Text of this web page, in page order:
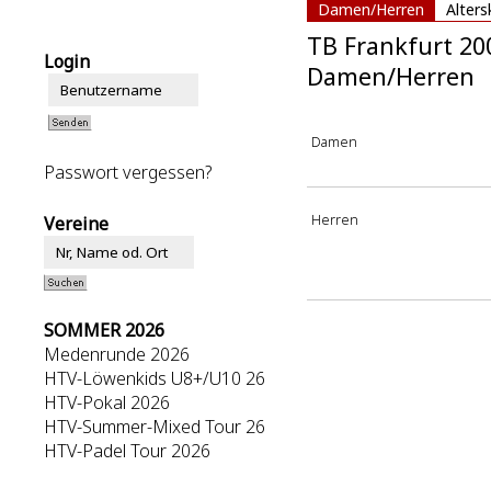
Damen/Herren
Login
Passwort vergessen?
Vereine
SOMMER 2026
Medenrunde 2026
HTV-Löwenkids U8+/U10 26
HTV-Pokal 2026
HTV-Summer-Mixed Tour 26
HTV-Padel Tour 2026
TB Frankfurt
Damen/Herren
Damen
Herren